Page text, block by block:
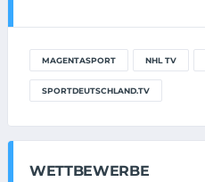
MAGENTASPORT NHL TV
SPORTDEUTSCHLAND.TV
WETTBEWERBE